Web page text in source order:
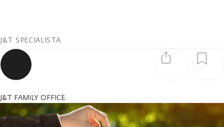
J&T SPECIALISTA
J&T FAMILY OFFICE